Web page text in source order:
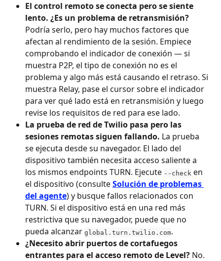
El control remoto se conecta pero se siente
lento. ¿Es un problema de retransmisión?
Podría serlo, pero hay muchos factores que
afectan al rendimiento de la sesión. Empiece
comprobando el indicador de conexión — si
muestra P2P, el tipo de conexión no es el
problema y algo más está causando el retraso. Si
muestra Relay, pase el cursor sobre el indicador
para ver qué lado está en retransmisión y luego
revise los requisitos de red para ese lado.
La prueba de red de Twilio pasa pero las
sesiones remotas siguen fallando. La prueba
se ejecuta desde su navegador. El lado del
dispositivo también necesita acceso saliente a
los mismos endpoints TURN. Ejecute --check en
el dispositivo (consulte Solución de problemas
del agente) y busque fallos relacionados con
TURN. Si el dispositivo está en una red más
restrictiva que su navegador, puede que no
pueda alcanzar global.turn.twilio.com.
¿Necesito abrir puertos de cortafuegos
entrantes para el acceso remoto de Level? No.